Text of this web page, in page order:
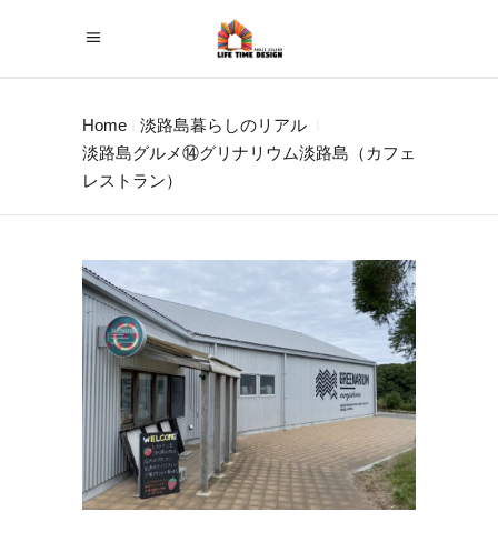
Home
淡路島暮らしのリアル
淡路島グルメ⑭グリナリウム淡路島（カフェ
レストラン）